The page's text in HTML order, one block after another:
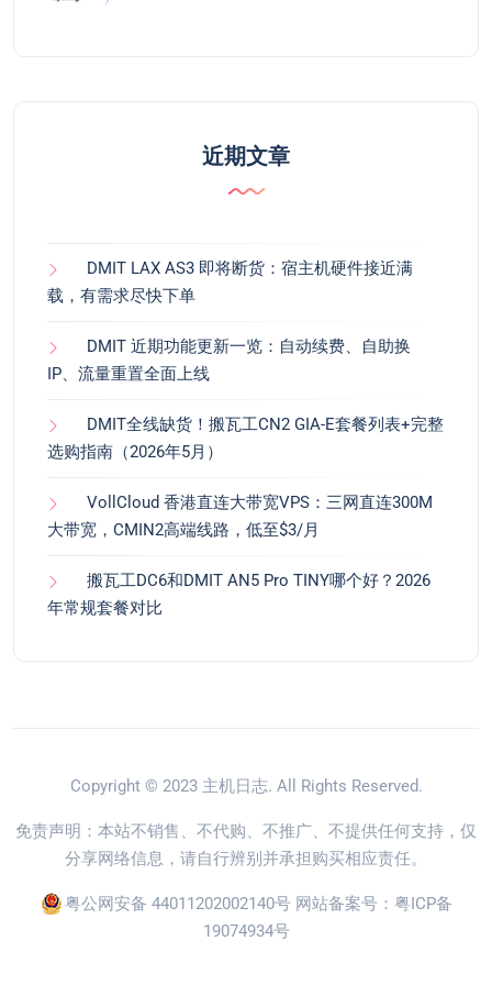
近期文章
DMIT LAX AS3 即将断货：宿主机硬件接近满
载，有需求尽快下单
DMIT 近期功能更新一览：自动续费、自助换
IP、流量重置全面上线
DMIT全线缺货！搬瓦工CN2 GIA-E套餐列表+完整
选购指南（2026年5月）
VollCloud 香港直连大带宽VPS：三网直连300M
大带宽，CMIN2高端线路，低至$3/月
搬瓦工DC6和DMIT AN5 Pro TINY哪个好？2026
年常规套餐对比
Copyright © 2023 主机日志. All Rights Reserved.
免责声明：本站不销售、不代购、不推广、不提供任何支持，仅
分享网络信息，请自行辨别并承担购买相应责任。
粤公网安备 44011202002140号 网站备案号： 粤ICP备
19074934号